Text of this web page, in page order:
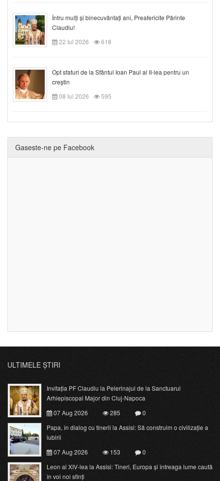
Întru mulți și binecuvântați ani, Preafericite Părinte
Claudiu!
22 Iul 2026
618
Opt sfaturi de la Sfântul Ioan Paul al II-lea pentru un
creștin
08 Iul 2026
595
Gaseste-ne pe Facebook
ULTIMELE ȘTIRI
Invitația PF Claudiu la Pelerinajul de la Sanctuarul
Arhiepiscopal Major din Cluj-Napoca
07 Aug 2026
285
0
Papa, în dialog cu tinerii la Assisi: Să construim o civilizație a
iubirii
07 Aug 2026
153
0
Leon al XIV-lea la Assisi: Tineri, Europa și întreaga lume caută
în voi noi sfinți